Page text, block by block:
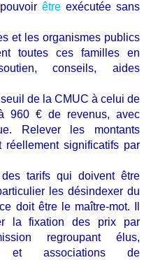
pouvoirêtre exécutée sans
et les organismes publics
toutes ces familles en
conseils, aides
de la CMUC à celui de
960 € de revenus, avec
Relever les montants
réellement significatifs par
tarifs qui doivent être
les désindexer du
doit être le maître-mot. Il
la fixation des prix par
regroupant élus,
et associations de